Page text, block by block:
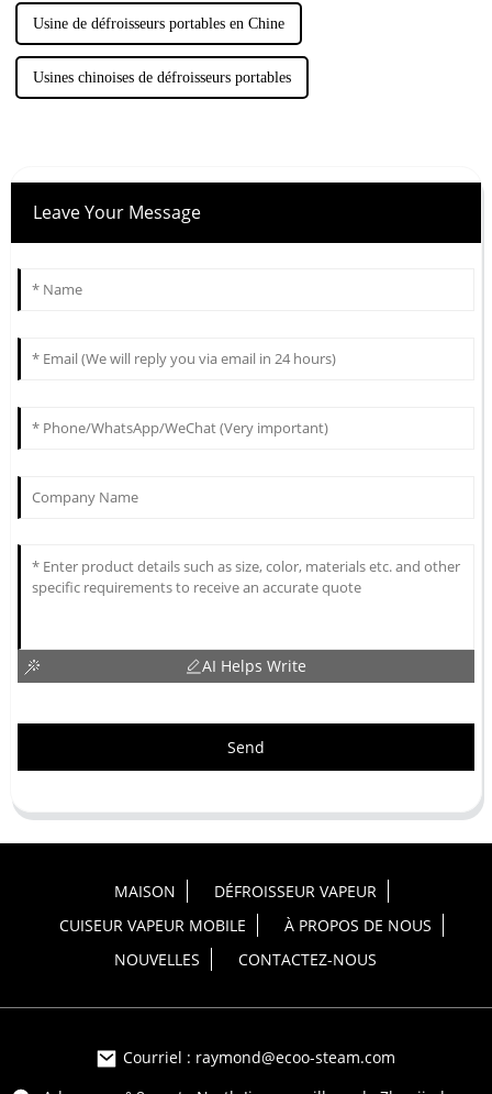
Usine de défroisseurs portables en Chine
Usines chinoises de défroisseurs portables
Leave Your Message
AI Helps Write
Send
MAISON
DÉFROISSEUR VAPEUR
CUISEUR VAPEUR MOBILE
À PROPOS DE NOUS
NOUVELLES
CONTACTEZ-NOUS
Courriel : raymond@ecoo-steam.com